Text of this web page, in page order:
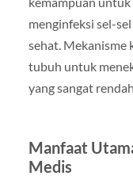
menginfeksi sel-
sehat. Mekanisme
tubuh untuk
yang sangat
Manfaat
Medis